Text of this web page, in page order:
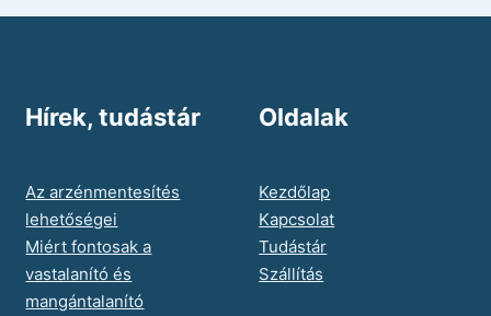
Hírek, tudástár
Az arzénmentesítés
lehetőségei
Miért fontosak a
vastalanító és
mangántalanító
Oldalak
Kezdőlap
Kapcsolat
Tudástár
Szállítás